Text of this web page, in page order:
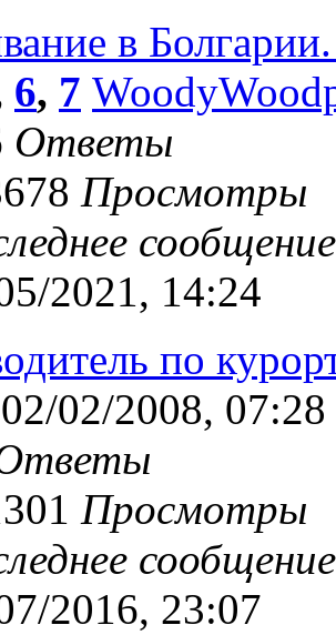
в
6, 7
Ответы
Просмотры
2021, 14:24
по
02/2008, 07:28
Просмотры
2016, 23:07